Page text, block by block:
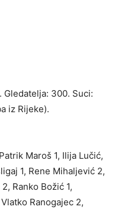
Gledatelja: 300. Suci:
iz Rijeke).
Maroš 1, Ilija Lučić,
1, Rene Mihaljević 2,
Ranko Božić 1,
Ranogajec 2,